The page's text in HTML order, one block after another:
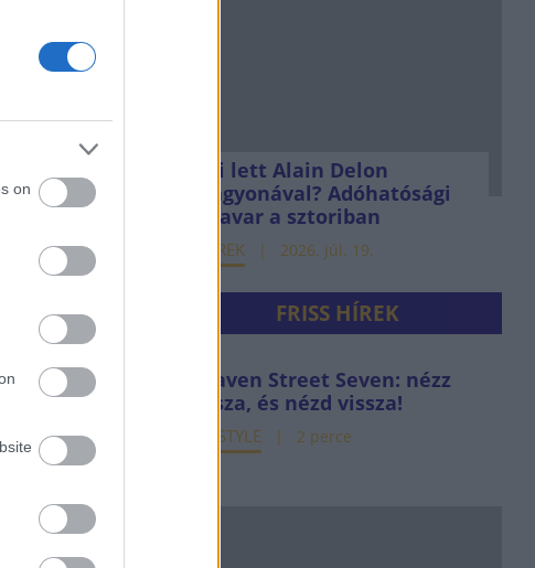
on
Mi lett Alain Delon
vagyonával? Adóhatósági
csavar a sztoriban
HÍREK 2026. júl. 19.
FRISS HÍREK
Heaven Street Seven: nézz
vissza, és nézd vissza!
LIFESTYLE 2 perce